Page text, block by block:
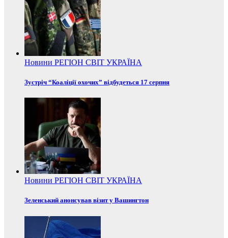
Новини РЕГІОН СВІТ УКРАЇНА
Зустріч “Коаліції охочих” відбудеться 17 серпня
Новини РЕГІОН СВІТ УКРАЇНА
Зеленський анонсував візит у Вашингтон